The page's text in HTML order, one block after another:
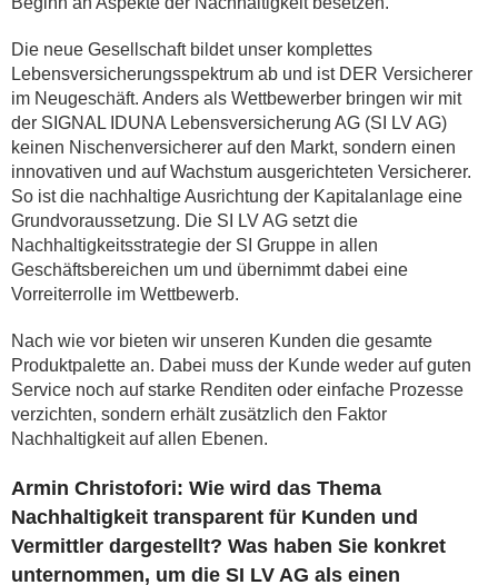
Die neue Gesellschaft bildet unser komplettes
Lebensversicherungsspektrum ab und ist DER Versicherer
im Neugeschäft. Anders als Wettbewerber bringen wir mit
der SIGNAL IDUNA Lebensversicherung AG (SI LV AG)
keinen Nischenversicherer auf den Markt, sondern einen
innovativen und auf Wachstum ausgerichteten Versicherer.
So ist die nachhaltige Ausrichtung der Kapitalanlage eine
Grundvoraussetzung. Die SI LV AG setzt die
Nachhaltigkeitsstrategie der SI Gruppe in allen
Geschäftsbereichen um und übernimmt dabei eine
Vorreiterrolle im Wettbewerb.
Nach wie vor bieten wir unseren Kunden die gesamte
Produktpalette an. Dabei muss der Kunde weder auf guten
Service noch auf starke Renditen oder einfache Prozesse
verzichten, sondern erhält zusätzlich den Faktor
Nachhaltigkeit auf allen Ebenen.
Armin Christofori: Wie wird das Thema
Nachhaltigkeit transparent für Kunden und
Vermittler dargestellt? Was haben Sie konkret
unternommen, um die SI LV AG als einen